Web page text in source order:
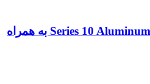
ساعت هوشمند اپل مدل Series 10 Aluminum به همراه